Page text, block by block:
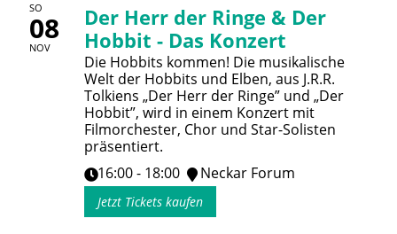
SO
08
NOV
Der Herr der Ringe & Der
Hobbit - Das Konzert
Die Hobbits kommen! Die musikalische
Welt der Hobbits und Elben, aus J.R.R.
Tolkiens „Der Herr der Ringe” und „Der
Hobbit”, wird in einem Konzert mit
Filmorchester, Chor und Star-Solisten
präsentiert.
16:00 - 18:00
Neckar Forum
Jetzt Tickets kaufen